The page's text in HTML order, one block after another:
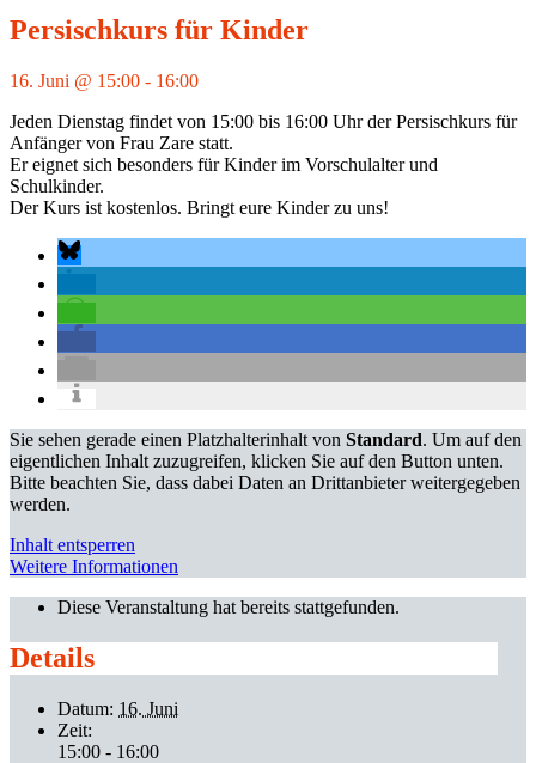
Persischkurs für Kinder
16. Juni @ 15:00 - 16:00
Jeden Dienstag findet von 15:00 bis 16:00 Uhr der Persischkurs für
Anfänger von Frau Zare statt.
Er eignet sich besonders für Kinder im Vorschulalter und
Schulkinder.
Der Kurs ist kostenlos. Bringt eure Kinder zu uns!
Sie sehen gerade einen Platzhalterinhalt von Standard. Um auf den
eigentlichen Inhalt zuzugreifen, klicken Sie auf den Button unten.
Bitte beachten Sie, dass dabei Daten an Drittanbieter weitergegeben
werden.
Inhalt entsperren
Weitere Informationen
Diese Veranstaltung hat bereits stattgefunden.
Details
Datum: 16. Juni
Zeit:
15:00 - 16:00